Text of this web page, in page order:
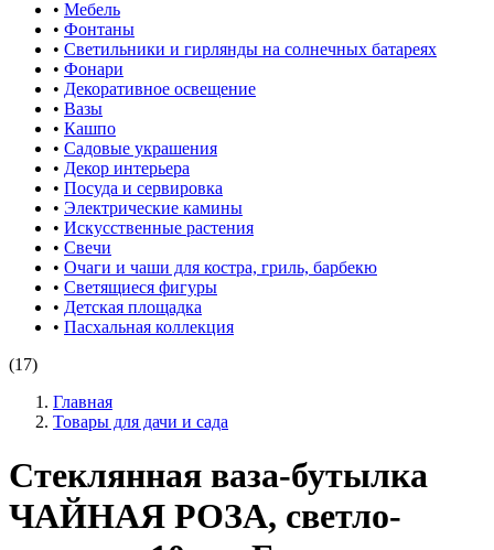
• Мебель
• Фонтаны
• Светильники и гирлянды на солнечных батареях
• Фонари
• Декоративное освещение
• Вазы
• Кашпо
• Садовые украшения
• Декор интерьера
• Посуда и сервировка
• Электрические камины
• Искусственные растения
• Свечи
• Очаги и чаши для костра, гриль, барбекю
• Светящиеся фигуры
• Детская площадка
• Пасхальная коллекция
(17)
Главная
Товары для дачи и сада
Стеклянная ваза-бутылка
ЧАЙНАЯ РОЗА, светло-